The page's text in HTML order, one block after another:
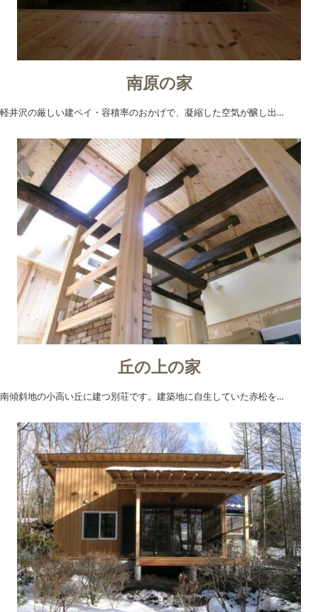
南原の家
軽井沢の厳しい建ペイ・容積率のおかげで、凝縮した空気が醸し出…
丘の上の家
南傾斜地の小高い丘に建つ別荘です。建築地に自生していた赤松を…